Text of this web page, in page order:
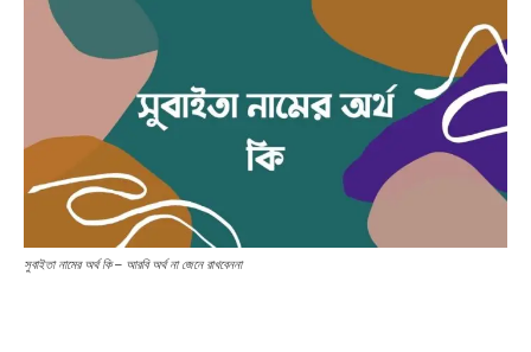
সুবাইতা নামের অর্থ কি – আরবি অর্থ না জেনে রাখবেননা